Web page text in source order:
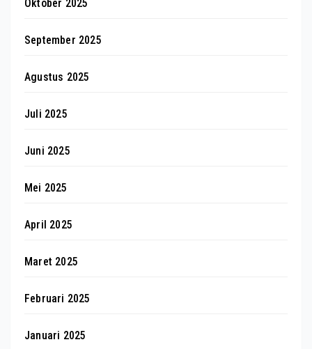
Oktober 2025
September 2025
Agustus 2025
Juli 2025
Juni 2025
Mei 2025
April 2025
Maret 2025
Februari 2025
Januari 2025